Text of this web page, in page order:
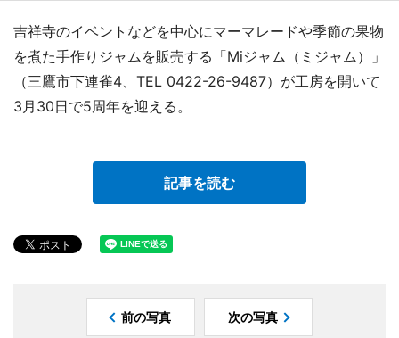
吉祥寺のイベントなどを中心にマーマレードや季節の果物
を煮た手作りジャムを販売する「Miジャム（ミジャム）」
（三鷹市下連雀4、TEL 0422-26-9487）が工房を開いて
3月30日で5周年を迎える。
記事を読む
前の写真 次の写真